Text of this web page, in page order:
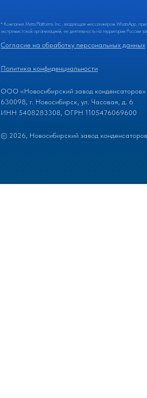
Согласие на обработку персональных данных
Политика конфиденциальности
* Компания Meta Platforms Inc., владеющая мессенжером WhatsApp,
экстремистской организацией, ее деятельность на территории России
ООО «Новосибирский завод конденсаторов»
630098, г. Новосибирск, ул. Часовая, д. 6
ИНН 5408283308, ОГРН 1105476069600
© 2026, Новосибирский завод конденсаторов